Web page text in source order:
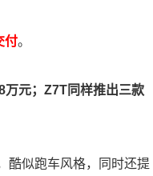
付。
元；Z7T同样推出三款
酷似跑车风格，同时还提